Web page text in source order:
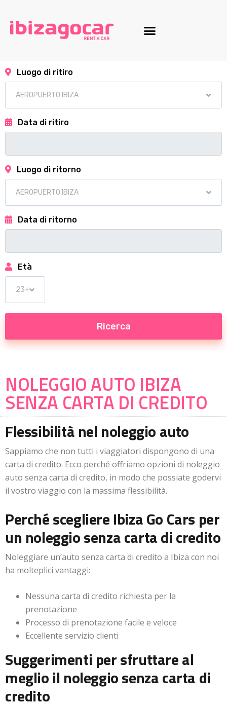
Luogo di ritiro
Data di ritiro
Luogo di ritorno
Data di ritorno
Età
NOLEGGIO AUTO IBIZA
SENZA CARTA DI CREDITO
Flessibilità nel noleggio auto
Sappiamo che non tutti i viaggiatori dispongono di una
carta di credito. Ecco perché offriamo opzioni di noleggio
auto senza carta di credito, in modo che possiate godervi
il vostro viaggio con la massima flessibilità.
Perché scegliere Ibiza Go Cars per
un noleggio senza carta di credito
Noleggiare un’auto senza carta di credito a Ibiza con noi
ha molteplici vantaggi:
Nessuna carta di credito richiesta per la
prenotazione
Processo di prenotazione facile e veloce
Eccellente servizio clienti
Suggerimenti per sfruttare al
meglio il noleggio senza carta di
credito